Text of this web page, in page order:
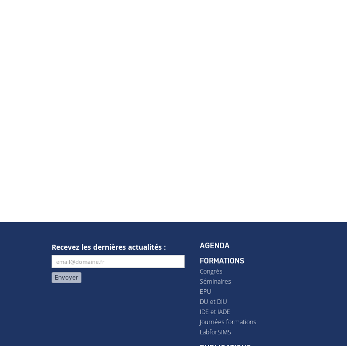
Recevez les dernières actualités :
Envoyer
AGENDA
FORMATIONS
Congrès
Séminaires
EPU
DU et DIU
IDE et IADE
Journées formations
LabforSIMS